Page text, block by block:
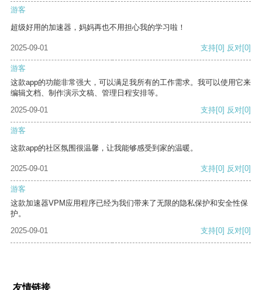
游客
超级好用的加速器，妈妈再也不用担心我的学习啦！
2025-09-01 支持[0] 反对[0]
游客
这款app的功能非常强大，可以满足我所有的工作需求。我可以使用它来
编辑文档、制作演示文稿、管理日程安排等。
2025-09-01
支持[0] 反对[0]
游客
这款app的社区氛围很温馨，让我能够感受到家的温暖。
2025-09-01 支持[0] 反对[0]
游客
这款加速器VPM应用程序已经为我们带来了无限的隐私保护和安全性保
护。
2025-09-01
支持[0] 反对[0]
友情链接